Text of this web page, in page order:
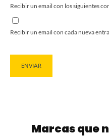
Recibir un email con los siguientes
Recibir un email con cada nueva
Marcas que